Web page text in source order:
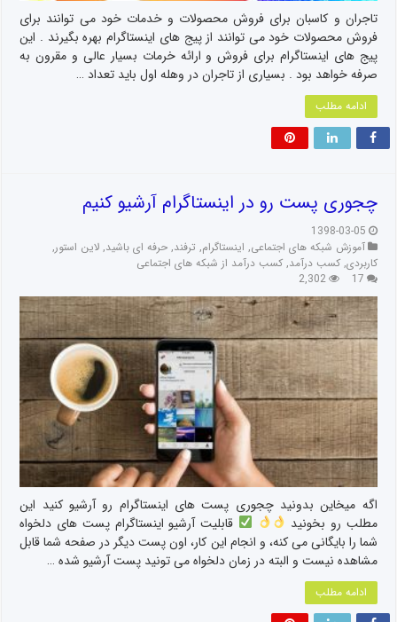
تاجران و کاسبان برای فروش محصولات و خدمات خود می توانند برای
فروش محصولات خود می توانند از پیج های اینستاگرام بهره بگیرند . این
پیج های اینستاگرام برای فروش و ارائه خرمات بسیار عالی و مقرون به
صرفه خواهد بود . بسیاری از تاجران در وهله اول باید تعداد …
ادامه مطلب
چجوری پست رو در اینستاگرام آرشیو کنیم
1398-03-05
آموزش شبکه های اجتماعی, اینستاگرام, ترفند, حرفه ای باشید, لاین استور,
کاربردی, کسب درآمد, کسب درآمد از شبکه های اجتماعی
17
2,302
اگه میخاین بدونید چجوری پست های اینستاگرام رو آرشیو کنید این
مطلب رو بخونید
قابلیت آرشیو اینستاگرام پست های دلخواه
شما را بایگانی می کنه، و انجام این کار، اون پست دیگر در صفحه شما قابل
مشاهده نیست و البته در زمان دلخواه می تونید پست آرشیو شده …
ادامه مطلب